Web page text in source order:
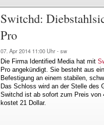
Switchd:
Pro
07. Apr 2014 11:00 Uhr - sw
Die Firma Identified Media hat mit
Pro angekündigt. Sie besteht aus
Befestigung an einem stabilen,
Das Schloss wird an der Stelle des
Switchd ist ab sofort zum Preis von
kostet 21 Dollar.